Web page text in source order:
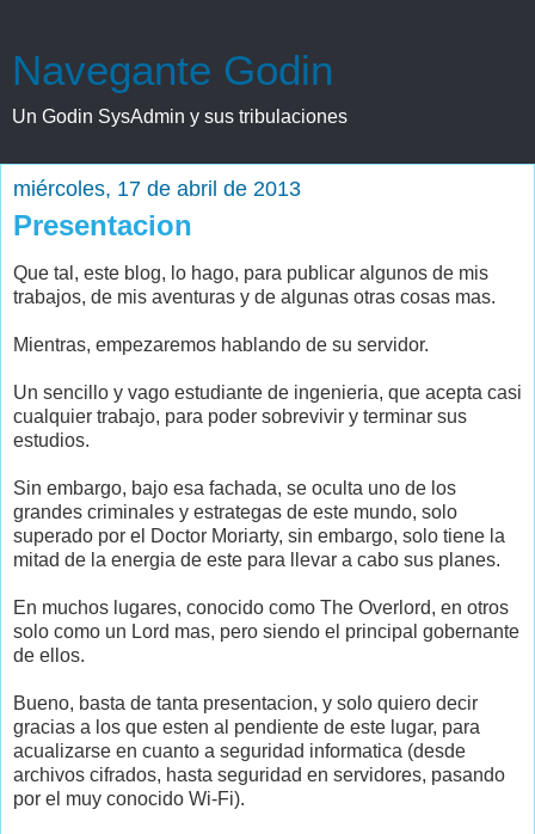
Navegante Godin
Un Godin SysAdmin y sus tribulaciones
miércoles, 17 de abril de 2013
Presentacion
Que tal, este blog, lo hago, para publicar algunos de mis
trabajos, de mis aventuras y de algunas otras cosas mas.
Mientras, empezaremos hablando de su servidor.
Un sencillo y vago estudiante de ingenieria, que acepta casi
cualquier trabajo, para poder sobrevivir y terminar sus
estudios.
Sin embargo, bajo esa fachada, se oculta uno de los
grandes criminales y estrategas de este mundo, solo
superado por el Doctor Moriarty, sin embargo, solo tiene la
mitad de la energia de este para llevar a cabo sus planes.
En muchos lugares, conocido como The Overlord, en otros
solo como un Lord mas, pero siendo el principal gobernante
de ellos.
Bueno, basta de tanta presentacion, y solo quiero decir
gracias a los que esten al pendiente de este lugar, para
acualizarse en cuanto a seguridad informatica (desde
archivos cifrados, hasta seguridad en servidores, pasando
por el muy conocido Wi-Fi).